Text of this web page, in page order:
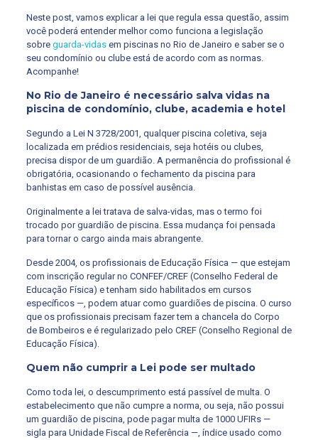
Neste post, vamos explicar a lei que regula essa questão, assim
você poderá entender melhor como funciona a legislação
sobre guarda-vidasem piscinas no Rio de Janeiro e saber se o
seu condomínio ou clube está de acordo com as normas.
Acompanhe!
No Rio de Janeiro é necessário salva vidas na
piscina de condomínio, clube, academia e hotel
Segundo a Lei N 3728/2001, qualquer piscina coletiva, seja
localizada em prédios residenciais, seja hotéis ou clubes,
precisa dispor de um guardião. A permanência do profissional é
obrigatória, ocasionando o fechamento da piscina para
banhistas em caso de possível ausência.
Originalmente a lei tratava de salva-vidas, mas o termo foi
trocado por guardião de piscina. Essa mudança foi pensada
para tornar o cargo ainda mais abrangente.
Desde 2004, os profissionais de Educação Física — que estejam
com inscrição regular no CONFEF/CREF (Conselho Federal de
Educação Física) e tenham sido habilitados em cursos
específicos —, podem atuar como guardiões de piscina. O curso
que os profissionais precisam fazer tem a chancela do Corpo
de Bombeiros e é regularizado pelo CREF (Conselho Regional de
Educação Física).
Quem não cumprir a Lei pode ser multado
Como toda lei, o descumprimento está passível de multa. O
estabelecimento que não cumpre a norma, ou seja, não possui
um guardião de piscina, pode pagar multa de 1000 UFIRs —
sigla para Unidade Fiscal de Referência —, índice usado como